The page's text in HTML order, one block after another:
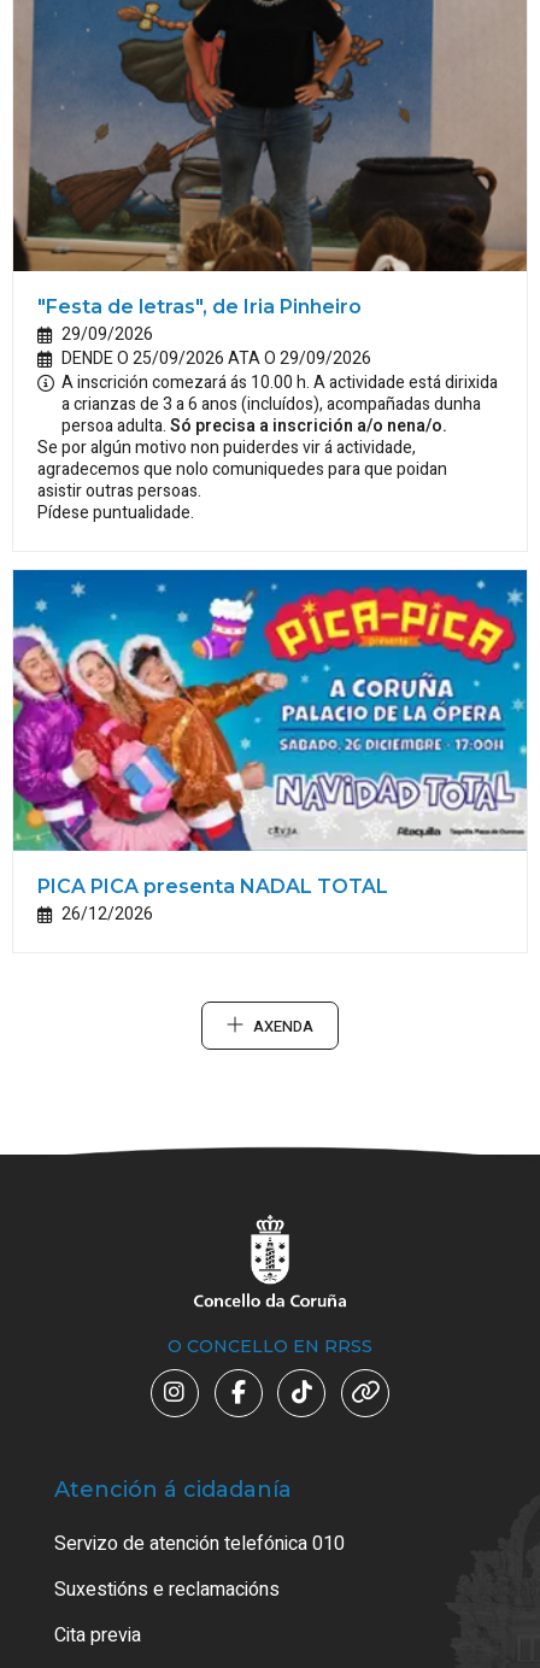
"Festa de letras", de Iria Pinheiro
29/09/2026
DENDE O 25/09/2026 ATA O 29/09/2026
A inscrición comezará ás 10.00 h. A actividade está dirixida
a crianzas de 3 a 6 anos (incluídos), acompañadas dunha
persoa adulta.Só precisa a inscrición a/o nena/o.
Se por algún motivo non puiderdes vir á actividade,
agradecemos que nolo comuniquedes para que poidan
asistir outras persoas.
Pídese puntualidade.
PICA PICA presenta NADAL TOTAL
26/12/2026
AXENDA
O CONCELLO EN RRSS
Atención á cidadanía
Servizo de atención telefónica 010
Suxestións e reclamacións
Cita previa